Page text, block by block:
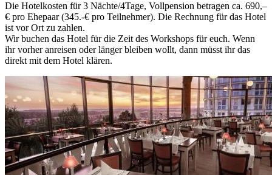
Die Hotelkosten für 3 Nächte/4Tage, Vollpension betragen ca. 690,–
€ pro Ehepaar (345.-€ pro Teilnehmer). Die Rechnung für das Hotel
ist vor Ort zu zahlen.
Wir buchen das Hotel für die Zeit des Workshops für euch. Wenn
ihr vorher anreisen oder länger bleiben wollt, dann müsst ihr das
direkt mit dem Hotel klären.